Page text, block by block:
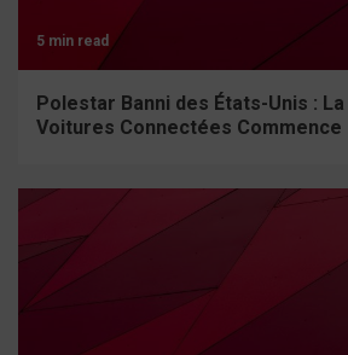
5 min read
Polestar Banni des États-Unis :
Voitures Connectées Commence